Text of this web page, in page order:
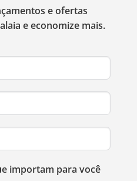
e ofertas
e economize mais.
importam para você